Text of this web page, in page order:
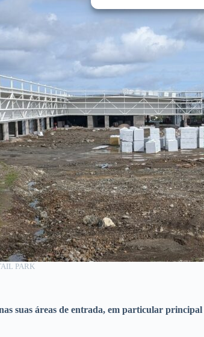
PARK
suas áreas de entrada, em particular principal